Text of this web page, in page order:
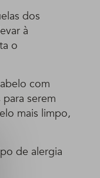
dos
à
o
com
serem
mais limpo,
de alergia